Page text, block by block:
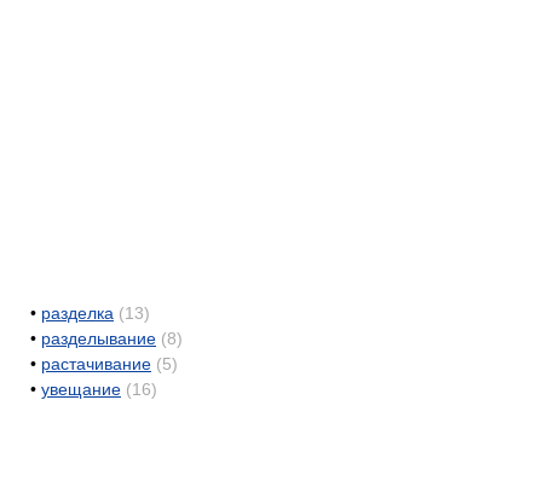
• разделка (13)
• разделывание (8)
• растачивание (5)
• увещание (16)